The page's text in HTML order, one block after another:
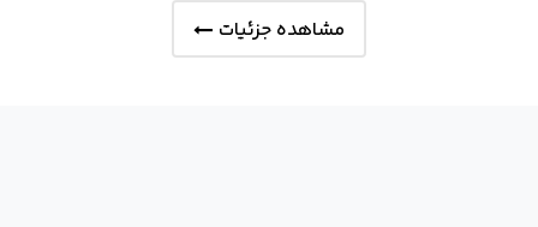
مشاهده جزئیات